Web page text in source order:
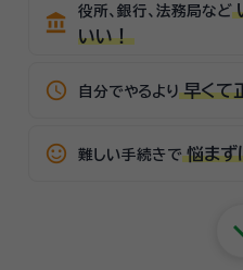
account_balance 役所、銀行、法務局など
いい！
schedule 自分でやるより 早くて
sentiment_satisfied_alt 難しい手続きで 悩まず